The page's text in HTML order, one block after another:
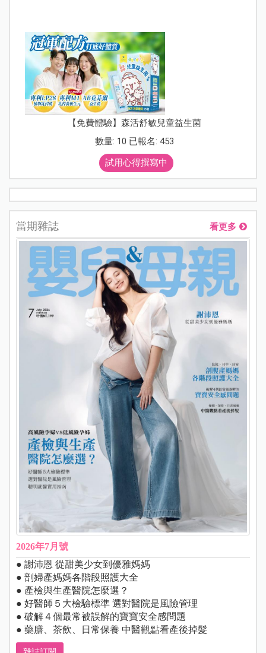
【免費體驗】森活舒敏兒童益生菌
數量: 10 已報名: 453
試用心得撰寫中
當期雜誌 看更多
2026年7月號
● 謝沛恩 從甜美少女到優雅媽媽
● 剖婦產媽媽各階段照護大全
● 產檢與生產醫院怎麼選？
● 好醫師５大檢驗標準 選對醫院是風險管理
● 破解４個最常被誤解的寶寶安全感問題
● 藥膳、茶飲、日常保養 中醫觀點看產後掉髮